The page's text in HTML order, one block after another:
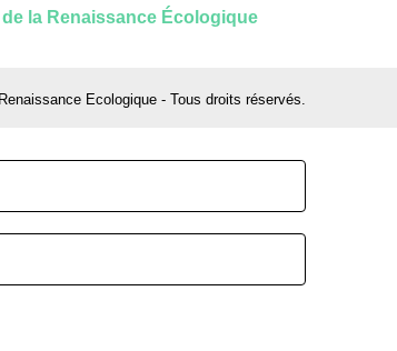
de la Renaissance Écologique
Ecologique - Tous droits réservés.